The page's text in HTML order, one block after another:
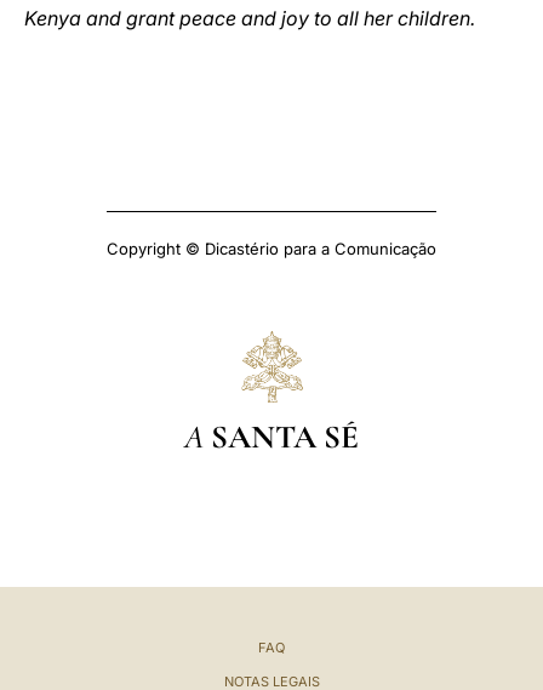
Kenya and grant peace and joy to all her children.
Copyright © Dicastério para a Comunicação
A SANTA SÉ
FAQ
NOTAS LEGAIS